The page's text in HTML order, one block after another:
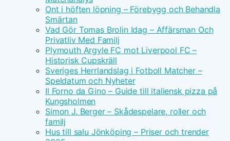
Ont i höften löpning – Förebygg och Behandla
Smärtan
Vad Gör Tomas Brolin Idag – Affärsman Och
Privatliv Med Familj
Plymouth Argyle FC mot Liverpool FC –
Historisk Cupskräll
Sveriges Herrlandslag i Fotboll Matcher –
Speldatum och Nyheter
Il Forno da Gino – Guide till italiensk pizza på
Kungsholmen
Simon J. Berger – Skådespelare, roller och
familj
Hus till salu Jönköping – Priser och trender